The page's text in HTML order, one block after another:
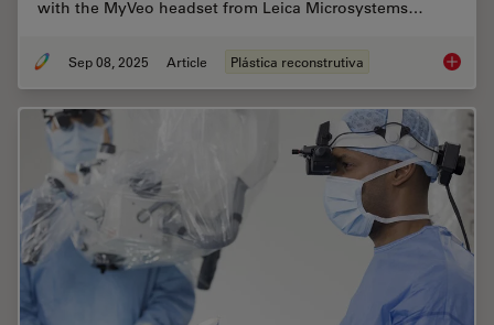
with the MyVeo headset from Leica Microsystems…
Sep 08, 2025 Article Plástica reconstrutiva A